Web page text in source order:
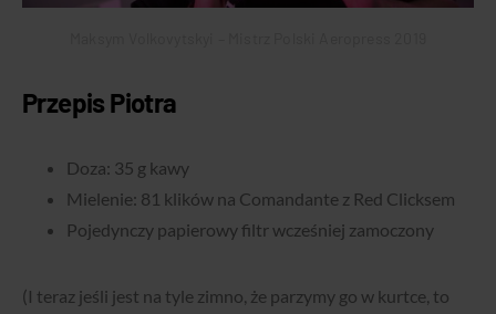
Przepis Piotra
Doza: 35 g kawy
Mielenie: 81 klików na Comandante z Red Clicksem
Pojedynczy papierowy filtr wcześniej zamoczony
(I teraz jeśli jest na tyle zimno, że parzymy go w kurtce, to